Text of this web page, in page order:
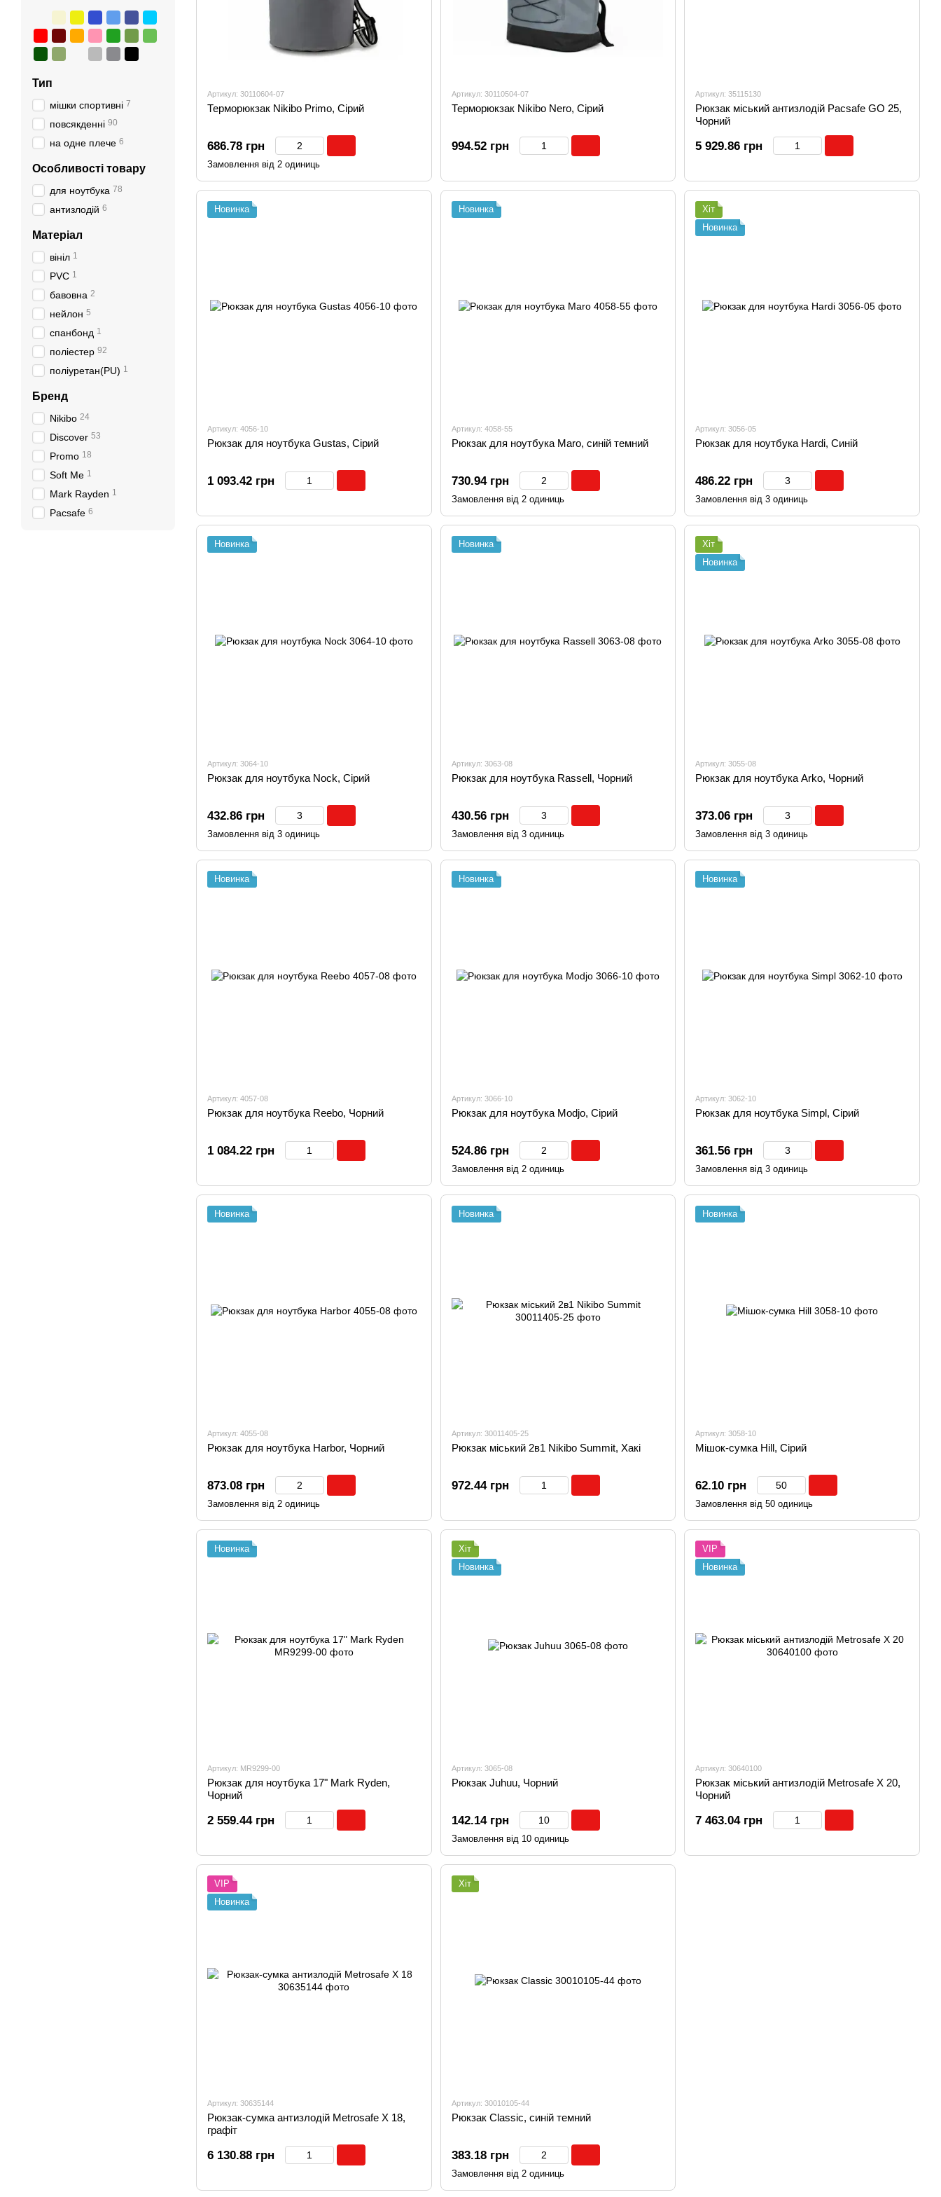
Артикул: 30110604-07
Терморюкзак Nikibo Primo, Сірий
686.78 грн
Замовлення від 2 одиниць
Артикул: 30110504-07
Терморюкзак Nikibo Nero, Сірий
994.52 грн
Артикул: 35115130
Рюкзак міський антизлодій Pacsafe GO 25,
Чорний
5 929.86 грн
Новинка
Артикул: 4056-10
Рюкзак для ноутбука Gustas, Сірий
1 093.42 грн
Новинка
Артикул: 4058-55
Рюкзак для ноутбука Maro, синій темний
730.94 грн
Замовлення від 2 одиниць
Хіт
Новинка
Артикул: 3056-05
Рюкзак для ноутбука Hardi, Синій
486.22 грн
Замовлення від 3 одиниць
Новинка
Артикул: 3064-10
Рюкзак для ноутбука Nock, Сірий
432.86 грн
Замовлення від 3 одиниць
Новинка
Артикул: 3063-08
Рюкзак для ноутбука Rassell, Чорний
430.56 грн
Замовлення від 3 одиниць
Хіт
Новинка
Артикул: 3055-08
Рюкзак для ноутбука Arko, Чорний
373.06 грн
Замовлення від 3 одиниць
Новинка
Артикул: 4057-08
Рюкзак для ноутбука Reebo, Чорний
1 084.22 грн
Новинка
Артикул: 3066-10
Рюкзак для ноутбука Modjo, Сірий
524.86 грн
Замовлення від 2 одиниць
Новинка
Артикул: 3062-10
Рюкзак для ноутбука Simpl, Сірий
361.56 грн
Замовлення від 3 одиниць
Новинка
Артикул: 4055-08
Рюкзак для ноутбука Harbor, Чорний
873.08 грн
Замовлення від 2 одиниць
Новинка
Артикул: 30011405-25
Рюкзак міський 2в1 Nikibo Summit, Хакі
972.44 грн
Новинка
Артикул: 3058-10
Мішок-сумка Hill, Сірий
62.10 грн
Замовлення від 50 одиниць
Новинка
Артикул: MR9299-00
Рюкзак для ноутбука 17" Mark Ryden,
Чорний
2 559.44 грн
Хіт
Новинка
Артикул: 3065-08
Рюкзак Juhuu, Чорний
142.14 грн
Замовлення від 10 одиниць
VIP
Новинка
Артикул: 30640100
Рюкзак міський антизлодій Metrosafe X 20,
Чорний
7 463.04 грн
VIP
Новинка
Артикул: 30635144
Рюкзак-сумка антизлодій Metrosafe X 18,
графіт
6 130.88 грн
Хіт
Артикул: 30010105-44
Рюкзак Classic, синій темний
383.18 грн
Замовлення від 2 одиниць
Тип
мішки спортивні 7
повсякденні 90
на одне плече 6
Особливості товару
для ноутбука 78
антизлодій 6
Матеріал
вініл 1
PVC 1
бавовна 2
нейлон 5
спанбонд 1
поліестер 92
поліуретан(PU) 1
Бренд
Nikibo 24
Discover 53
Promo 18
Soft Me 1
Mark Rayden 1
Pacsafe 6